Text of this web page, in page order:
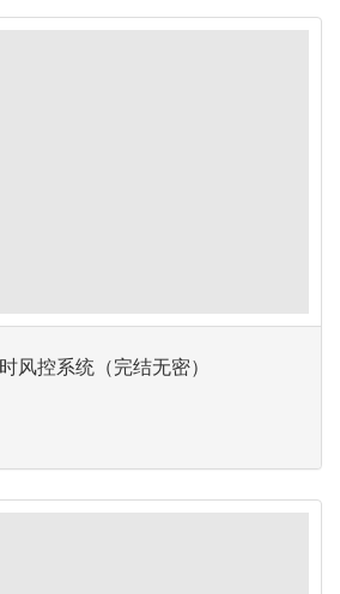
风控系统（完结无密）